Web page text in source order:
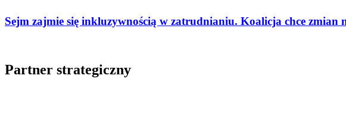
Sejm zajmie się inkluzywnością w zatrudnianiu. Koalicja chce zmian
Partner strategiczny